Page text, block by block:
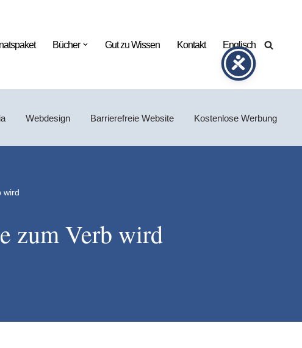
Bücher Gut zu Wissen Kontakt Englisch
Webdesign Barrierefreie Website Kostenlose Werbung
wird
zum Verb wird